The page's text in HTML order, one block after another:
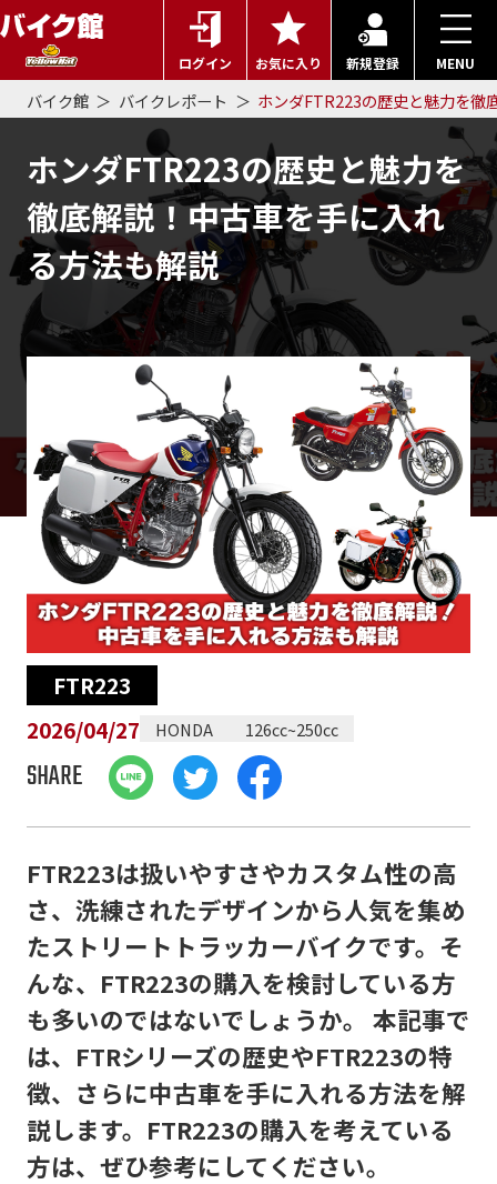
ログイン お気に入り 新規登録 MENU
バイク館 バイクレポート ホンダFTR223の歴史と魅力を徹
ホンダFTR223の歴史と魅力を
徹底解説！中古車を手に入れ
る方法も解説
FTR223
2026/04/27
HONDA 126cc~250cc
SHARE
FTR223は扱いやすさやカスタム性の高
さ、洗練されたデザインから人気を集め
たストリートトラッカーバイクです。そ
んな、FTR223の購入を検討している方
も多いのではないでしょうか。 本記事で
は、FTRシリーズの歴史やFTR223の特
徴、さらに中古車を手に入れる方法を解
説します。FTR223の購入を考えている
方は、ぜひ参考にしてください。